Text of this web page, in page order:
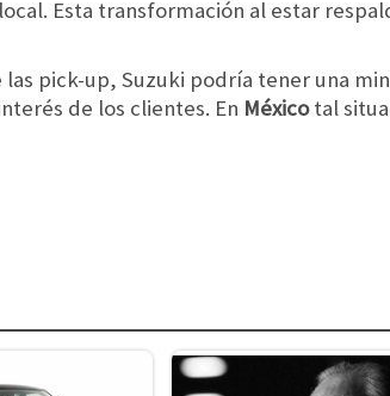
Esta transformación al estar
pick-up, Suzuki podría tener una
de los clientes. En Méxicotal